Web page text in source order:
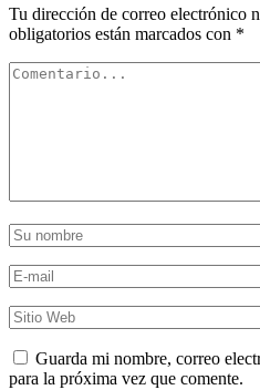
Tu dirección de correo electrónico
obligatorios están marcados con *
Guarda mi nombre, correo
para la próxima vez que comente.